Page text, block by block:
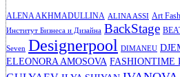
ALENA AKHMADULLINA ALINA ASSI Art
Институт Бизнеса и Дизайна BackStage
Seven Designerpool DIMANEU
ELEONORA AMOSOVA FASHIONTIME